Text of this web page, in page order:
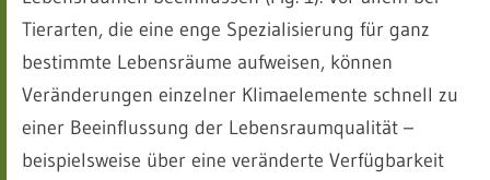
Tierarten, die eine enge Spezialisierung für ganz
bestimmte Lebensräume aufweisen, können
Veränderungen einzelner Klimaelemente schnell zu
einer Beeinflussung der Lebensraumqualität –
beispielsweise über eine veränderte Verfügbarkeit